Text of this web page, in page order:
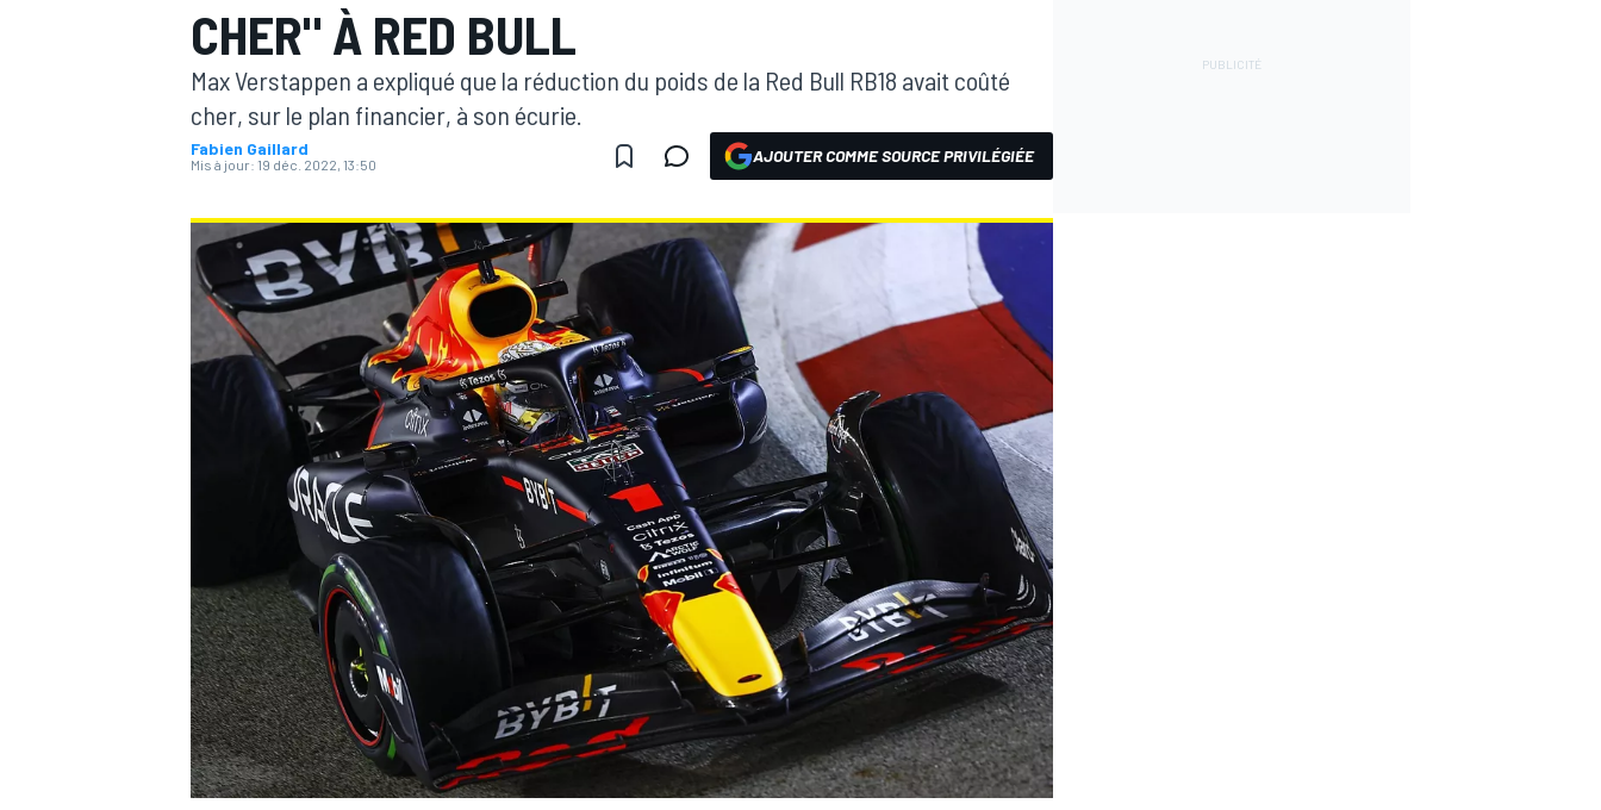
WRC
CHER" À RED BULL
Max Verstappen a expliqué que la réduction du poids de la Red Bull RB18 avait coûté
cher, sur le plan financier, à son écurie.
Fabien Gaillard
Mis à jour: 19 déc. 2022, 13:50 AJOUTER COMME SOURCE PRIVILÉGIÉE